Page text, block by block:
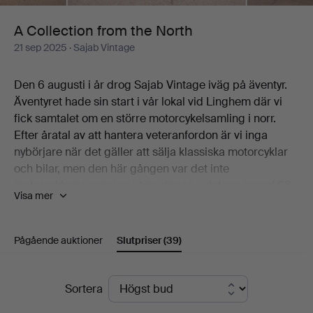
A Collection from the North
21 sep 2025 · Sajab Vintage
Den 6 augusti i år drog Sajab Vintage iväg på äventyr.
Äventyret hade sin start i vår lokal vid Linghem där vi
fick samtalet om en större motorcykelsamling i norr.
Efter åratal av att hantera veteranfordon är vi inga
nybörjare när det gäller att sälja klassiska motorcyklar
och bilar, men den här gången var det inte
mil norrut, 7 mil längre än till Berlin!
upprymdhet drog vi iväg och med oss i en lastbil
motorcyklar. Den första motorcykeln vi lastade var en
Husqvarna 110SV från 1933 och omkring motorcykel nr
Visa mer
Pågående auktioner Slutpriser(39)
SlutpriserSortera